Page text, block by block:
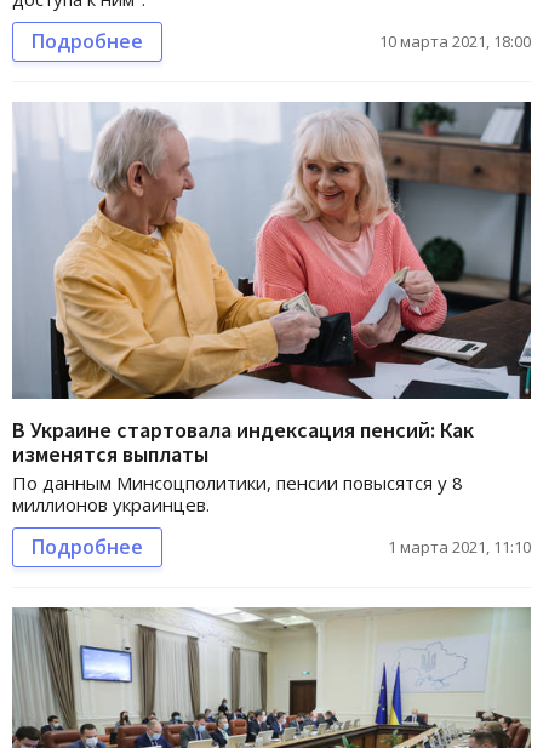
Подробнее 10 марта 2021, 18:00
В Украине стартовала индексация пенсий: Как
изменятся выплаты
По данным Минсоцполитики, пенсии повысятся у 8
миллионов украинцев.
Подробнее 1 марта 2021, 11:10